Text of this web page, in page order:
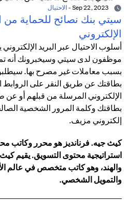
- الاحتيال
سيتي بنك نصائح للحماية من
الإلكتروني
أسلوب الاحتيال عبر البريد
موظفون لدى سيتي وسيخبرونك أنه تم
بسبب معاملات غير مصرح بها.
بطاقتك عن طريق النقر على الروابط
الإلكتروني المرسلة من قبلهم أو
بطاقتك وكلمة المرور الشخصية
إلكتروني مزيف.
كيث جيه. فرنانديز هو محرر وكاتب
استراتيجية محتوى التسويق. يقيم كيث
والهند، وهو كاتب متخصص في عالم
والتمويل الشخصي.